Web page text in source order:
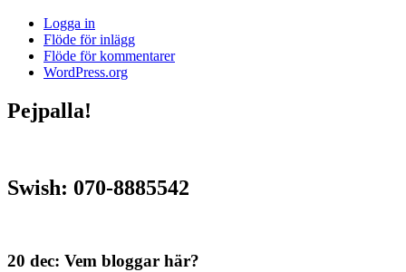
Logga in
Flöde för inlägg
Flöde för kommentarer
WordPress.org
Pejpalla!
Swish: 070-8885542
20 dec: Vem bloggar här?